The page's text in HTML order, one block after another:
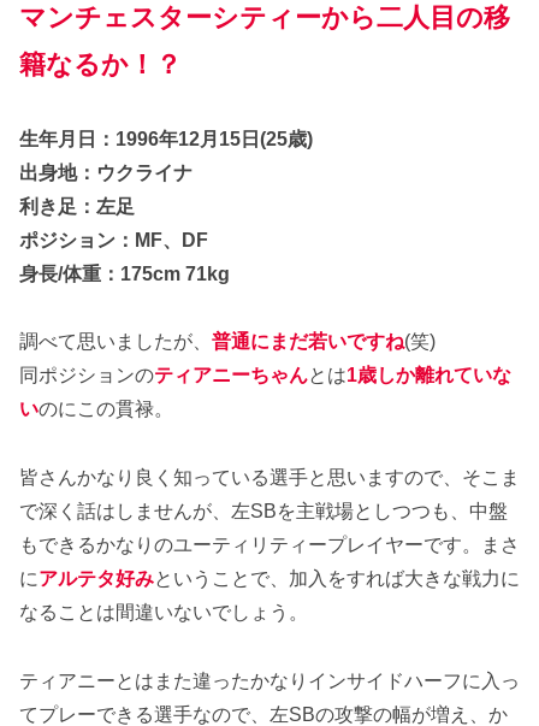
マンチェスターシティーから二人目の移
籍なるか！？
生年月日：1996年12月15日(25歳)
出身地：ウクライナ
利き足：左足
ポジション：MF、DF
身長/体重：175cm 71kg
調べて思いましたが、 普通にまだ若いですね(笑)
同ポジションのティアニーちゃんとは1歳しか離れていな
いのにこの貫禄。
皆さんかなり良く知っている選手と思いますので、そこま
で深く話はしませんが、左SBを主戦場としつつも、中盤
もできるかなりのユーティリティープレイヤーです。まさ
にアルテタ好みということで、加入をすれば大きな戦力に
なることは間違いないでしょう。
ティアニーとはまた違ったかなりインサイドハーフに入っ
てプレーできる選手なので、左SBの攻撃の幅が増え、か